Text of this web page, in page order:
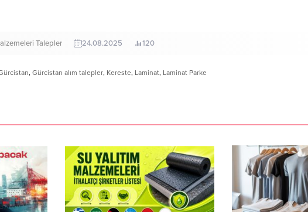
Talepler 24.08.2025 120
, Gürcistan alım talepler, Kereste, Laminat, Laminat Parke